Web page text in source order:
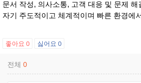
문서 작성, 의사소통, 고객 대응 및 문제 해
자기 주도적이고 체계적이며 빠른 환경에
좋아요 0 싫어요 0
전체 0